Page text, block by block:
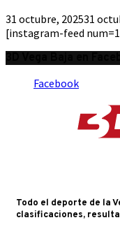
31 octubre, 202531
[instagram-feed
Facebook
Todo el deporte de la
clasificaciones,